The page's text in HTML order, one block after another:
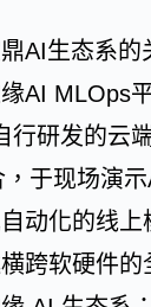
AI生态系的
AI MLOps
行研发的云
于现场演
动化的线上
跨软硬件的